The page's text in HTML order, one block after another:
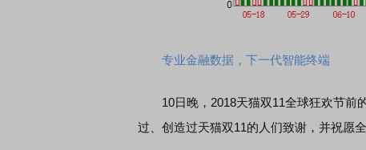
专业金融数据，下一代智能终端
10日晚，2018天猫双11全球狂欢节前
过、创造过天猫双11的人们致谢，并祝愿